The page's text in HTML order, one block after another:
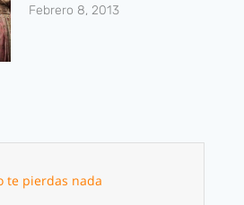
Febrero 8, 2013
te pierdas nada